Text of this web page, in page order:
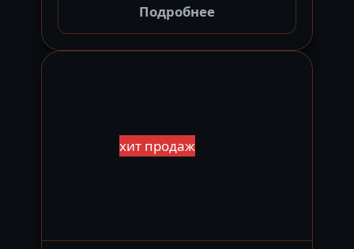
100 ₽.
Подробнее
хит продаж